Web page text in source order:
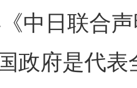
日联合声
政府是代